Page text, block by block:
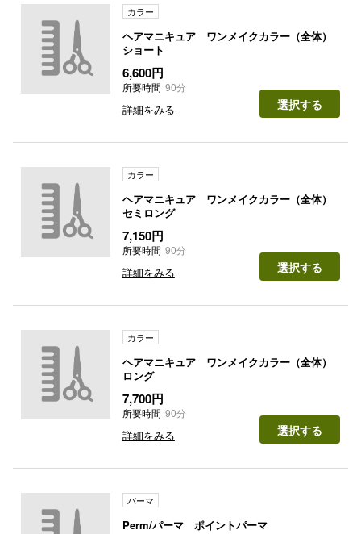
カラー
ヘアマニキュア ワンメイクカラー（全体）
ショート
6,600円
所要時間 90分
詳細をみる 選択する
カラー
ヘアマニキュア ワンメイクカラー（全体）
セミロング
7,150円
所要時間 90分
詳細をみる 選択する
カラー
ヘアマニキュア ワンメイクカラー（全体）
ロング
7,700円
所要時間 90分
詳細をみる 選択する
パーマ
Perm/パーマ ポイントパーマ